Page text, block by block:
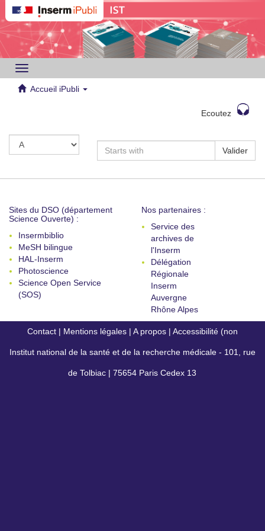
Toggle
navigation
Accueil iPubli
Ecoutez
Valider
Sites du DSO (département
Science Ouverte) :
Insermbiblio
MeSH bilingue
HAL-Inserm
Photoscience
Science Open Service
(SOS)
Nos partenaires :
Service des
archives de
l'Inserm
Délégation
Régionale
Inserm
Auvergne
Rhône Alpes
Contact | Mentions légales | A propos | Accessibilité (non
conforme)
Institut national de la santé et de la recherche médicale - 101, rue
de Tolbiac | 75654 Paris Cedex 13